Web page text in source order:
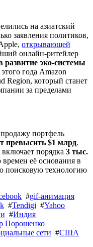
на азиатский
заявления политиков,
открывающей
онлайн-ритейлер
развитие эко-системы
года Amazon
Region, который станет
за пределами
портфель
превысить $1 млрд.
порядка 3 тыс.
её основания в
поисковую технологию
#gif-анимация
#Tendigi #Yahoo
#Индия
Порошенко
сети #США